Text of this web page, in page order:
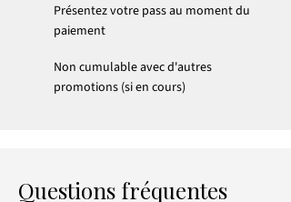
Présentez votre pass au moment du
paiement
Non cumulable avec d'autres
promotions (si en cours)
Questions fréquentes